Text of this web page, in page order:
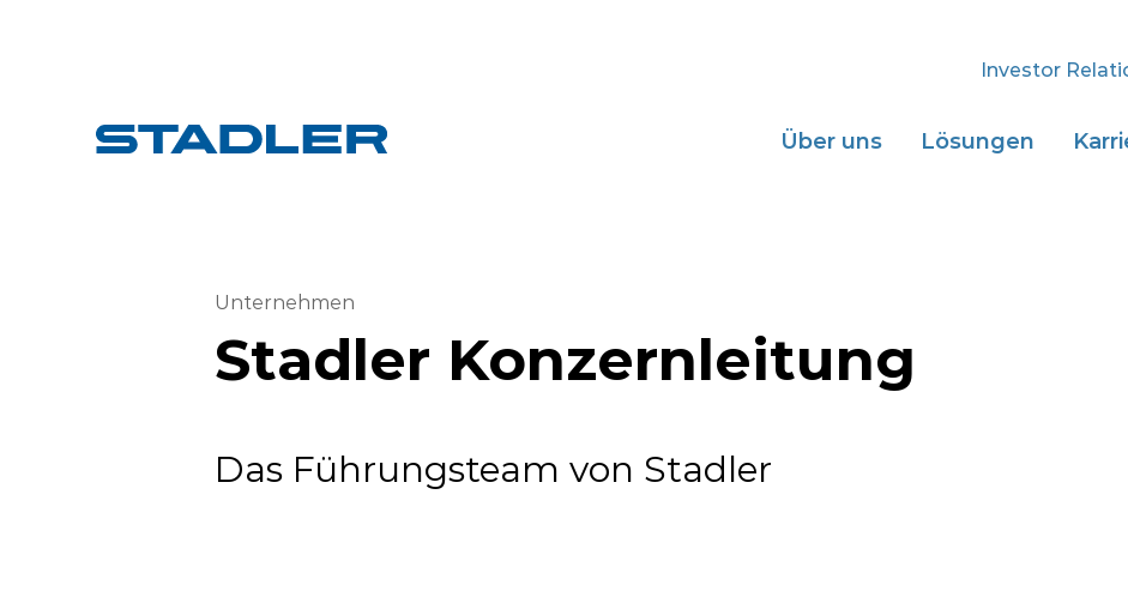
Investor
Über uns Lösungen
Unternehmen
Stadler Konzernleitung
Das Führungsteam von Stadler